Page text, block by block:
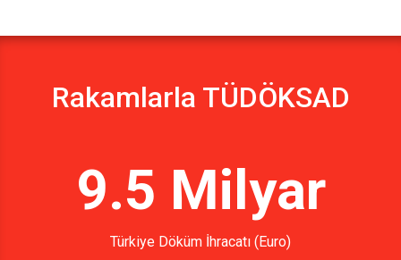
Rakamlarla TÜDÖKSAD
9.5 Milyar
Türkiye Döküm İhracatı (Euro)